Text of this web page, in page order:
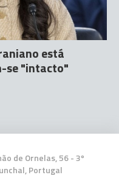
está
se "intacto"
de Ornelas, 56 - 3º
Portugal